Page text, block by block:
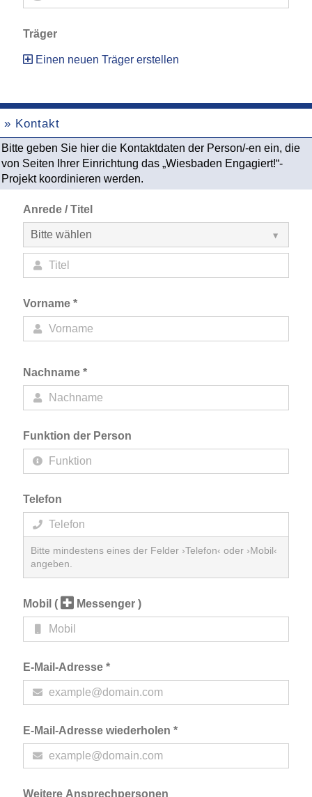
Träger
Einen neuen Träger erstellen
» Kontakt
Bitte geben Sie hier die Kontaktdaten der Person/-en ein, die
von Seiten Ihrer Einrichtung das „Wiesbaden Engagiert!“-
Projekt koordinieren werden.
Anrede / Titel
Vorname *
Nachname *
Funktion der Person
Telefon
Bitte mindestens eines der Felder ›Telefon‹ oder ›Mobil‹
angeben.
Mobil ( Messenger )
E-Mail-Adresse *
E-Mail-Adresse wiederholen *
Weitere Ansprechpersonen